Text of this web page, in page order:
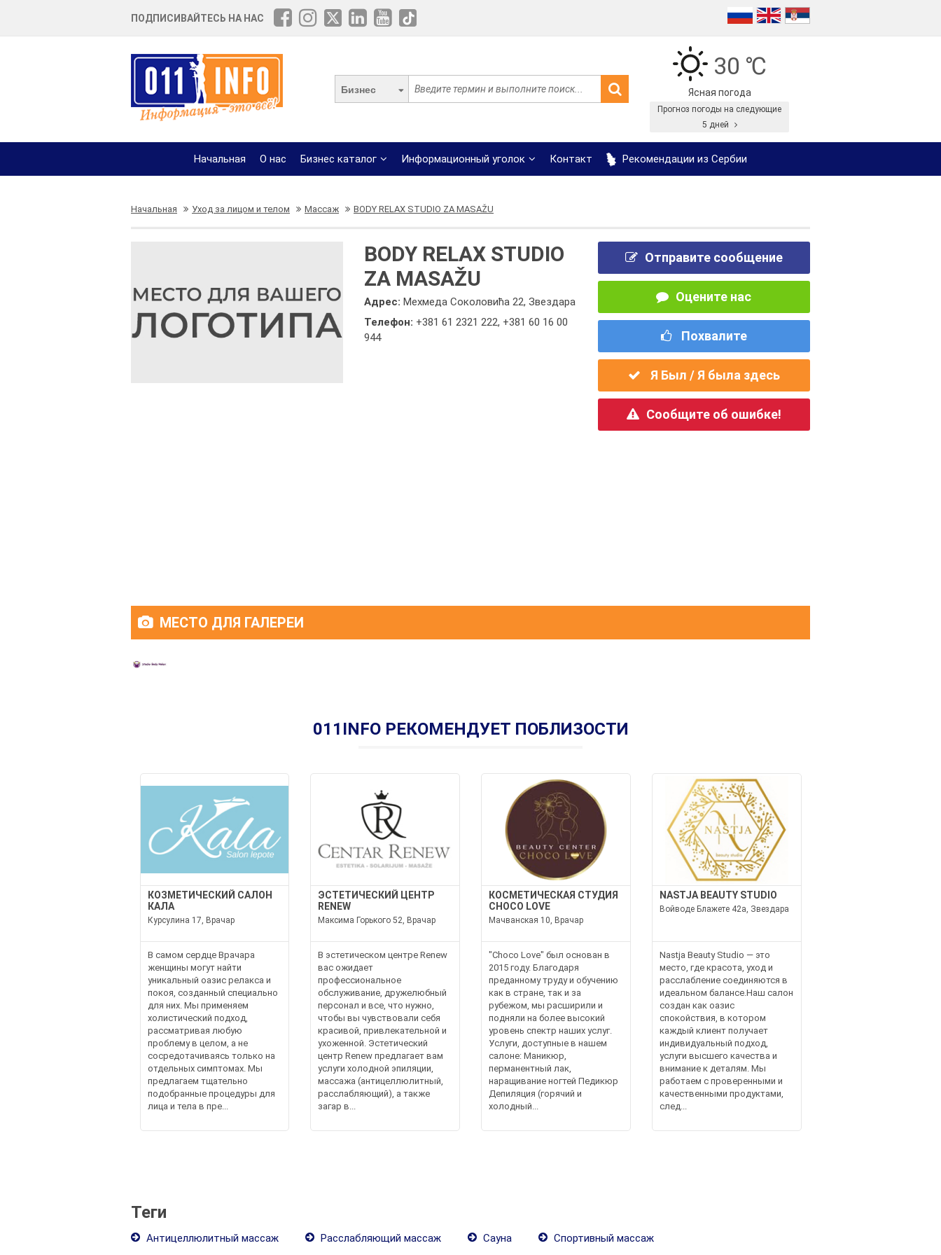
ПОДПИСИВАЙТЕСЬ НА НАС
Бизнес
30 ℃
Ясная погода
Прогноз погоды на следующие
5 дней
Начальная О нас Бизнес каталог Информационный уголок Контакт Рекомендации из Сербии
Начальная Уход за лицом и телом Массаж BODY RELAX STUDIO ZA MASAŽU
BODY RELAX STUDIO
ZA MASAŽU
Адрес:Мехмеда Соколовића 22, Звездара
Телефон: +381 61 2321 222, +381 60 16 00
944
Отправите сообщение
Оцените нас
Похвалите
Я Был / Я была здесь
Сообщите об ошибке!
МЕСТО ДЛЯ ГАЛЕРЕИ
011INFO РЕКОМЕНДУЕТ ПОБЛИЗОСТИ
КОЗМЕТИЧЕСКИЙ САЛОН
КАЛА
Курсулина 17, Врачар
В самом сердце Врачара
женщины могут найти
уникальный оазис релакса и
покоя, созданный специально
для них. Мы применяем
холистический подход,
рассматривая любую
проблему в целом, а не
сосредотачиваясь только на
отдельных симптомах. Мы
предлагаем тщательно
подобранные процедуры для
лица и тела в пре...
ЭСТЕТИЧЕСКИЙ ЦЕНТР
RENEW
Максима Горького 52, Врачар
В эстетическом центре Renew
вас ожидает
профессиональное
обслуживание, дружелюбный
персонал и все, что нужно,
чтобы вы чувствовали себя
красивой, привлекательной и
ухоженной. Эстетический
центр Renew предлагает вам
услуги холодной эпиляции,
массажа (антицеллюлитный,
расслабляющий), а также
загар в...
КОСМЕТИЧЕСКАЯ СТУДИЯ
CHOCO LOVE
Мачванская 10, Врачар
"Choco Love" был основан в
2015 году. Благодаря
преданному труду и обучению
как в стране, так и за
рубежом, мы расширили и
подняли на более высокий
уровень спектр наших услуг.
Услуги, доступные в нашем
салоне: Маникюр,
перманентный лак,
наращивание ногтей Педикюр
Депиляция (горячий и
холодный...
NASTJA BEAUTY STUDIO
Войводе Блажете 42а, Звездара
Nastja Beauty Studio — это
место, где красота, уход и
расслабление соединяются в
идеальном балансе.Наш салон
создан как оазис
спокойствия, в котором
каждый клиент получает
индивидуальный подход,
услуги высшего качества и
внимание к деталям. Мы
работаем с проверенными и
качественными продуктами,
след...
Теги
Антицеллюлитный массаж Расслабляющий массаж Сауна Спортивный массаж